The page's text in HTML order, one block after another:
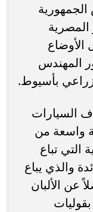
المصرية
المهندس
بأسيوط.
السيارات
واسعة من
التي تباع
والذي يباع
عن الألبان